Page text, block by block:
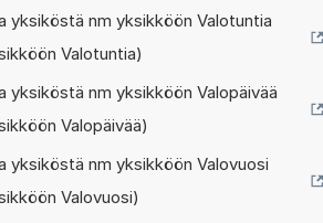
yksiköstä nm yksikköön Valotuntia
Valotuntia)
yksiköstä nm yksikköön Valopäivää
Valopäivää)
yksiköstä nm yksikköön Valovuosi
Valovuosi)